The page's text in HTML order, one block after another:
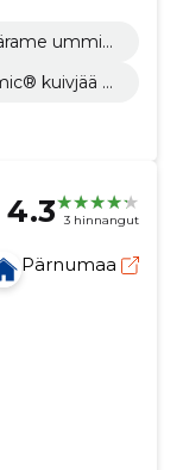
ummis
kuivjää p
4.3 3 hinnangut
Pärnumaa